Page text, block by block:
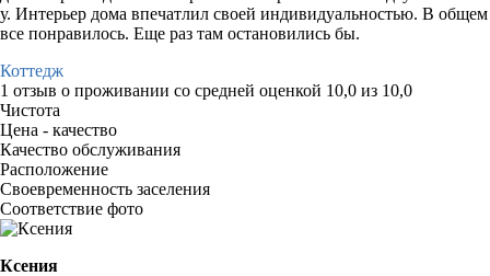
у. Интерьер дома впечатлил своей индивидуальностью. В общем
все понравилось. Еще раз там остановились бы.
Коттедж
1 отзыв о проживании со средней оценкой 10,0 из 10,0
Чистота
Цена - качество
Качество обслуживания
Расположение
Своевременность заселения
Соответствие фото
Ксения